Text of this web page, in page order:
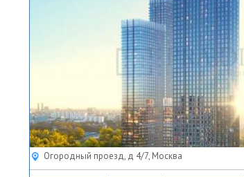
Огородный проезд, д 4/7, Москва